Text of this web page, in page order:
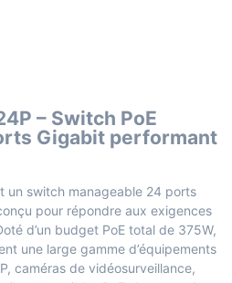
– Switch PoE
Gigabit performant
un switch manageable 24 ports
pour répondre aux exigences
d’un budget PoE total de 375W,
une large gamme d’équipements
caméras de vidéosurveillance,